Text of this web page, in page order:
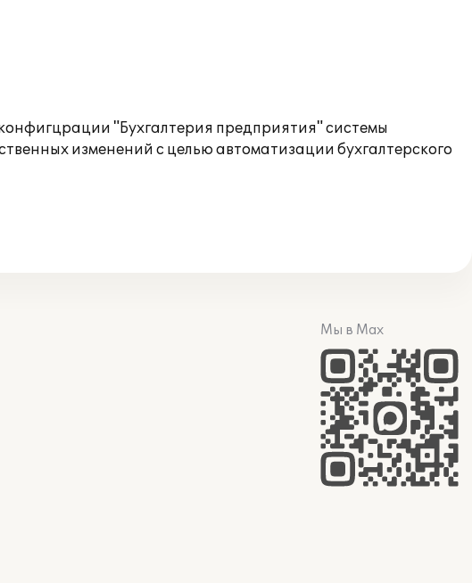
"Бухгалтерия предприятия" системы
изменений с целью автоматизации бухгалтерского
Мы в Max